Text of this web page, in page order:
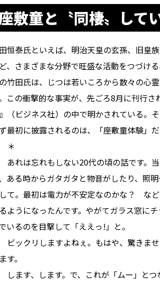
敷童と〝同棲〟して
恒泰氏といえば、明治天皇の玄孫、旧皇
、さまざまな分野で旺盛な活動をつづけ
竹田氏は、じつは若いころから数々の心
この衝撃的な事実が、先ごろ8月に刊行
（ビジネス社）の中で明かされている。
最初に披露されるのは、「座敷童体験」
あれは忘れもしない20代の頃の話です。
ある時からガタガタと物音がしたり、照
て。最初は電力が不安定なのかな？ な
ようになったんです。やがてガラス窓に
いるのを目撃して「ええっ!」と。
ビックリしますよねぇ。もはや、驚きま
す。
します、します。で、これが「ムー」と